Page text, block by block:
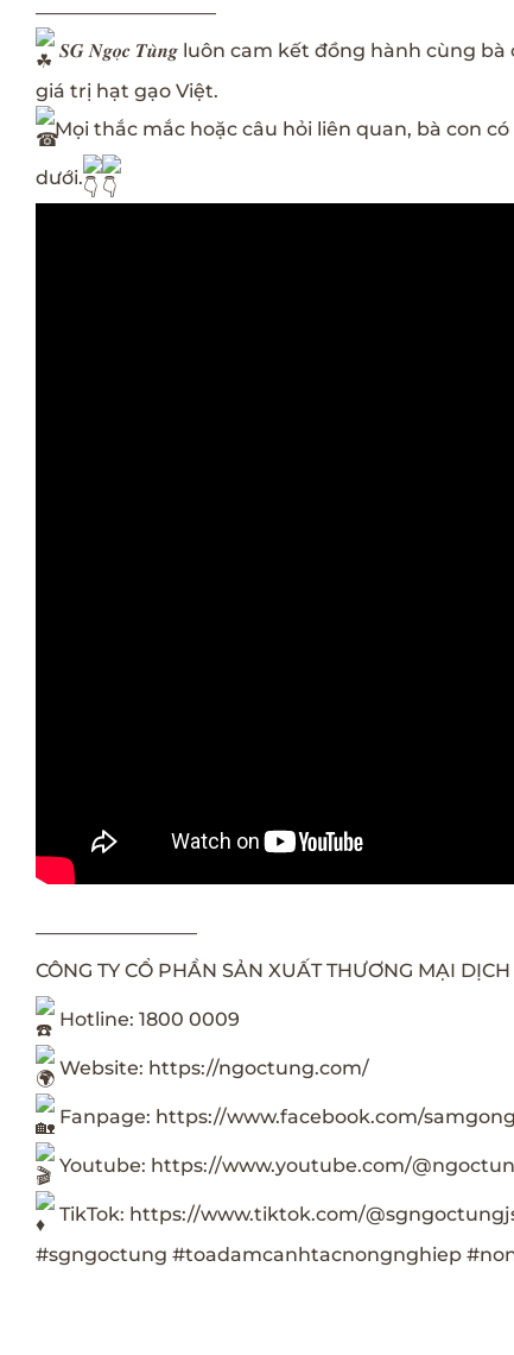
—————————–
𝑺𝑮 𝑵𝒈𝒐̣𝒄 𝑻𝒖̀𝒏𝒈 luôn cam kết đồng hành cùng
giá trị hạt gạo Việt.
Mọi thắc mắc hoặc câu hỏi liên quan, bà con
dưới.
————————–
CÔNG TY CỔ PHẦN SẢN XUẤT THƯƠNG MẠI
Hotline: 1800 0009
Website: https://ngoctung.com/
Fanpage: https://www.facebook.com/
Youtube: https://www.youtube.com/
TikTok: https://www.tiktok.com/
#sgngoctung #toadamcanhtacnongnghiep